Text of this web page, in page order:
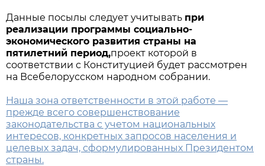
Данные посылы следует учитывать при
реализации программы социально-
экономического развития страны на
пятилетний период,проект которой в
соответствии с Конституцией будет рассмотрен
на Всебелорусском народном собрании.
Наша зона ответственности в этой работе —
прежде всего совершенствование
законодательства с учетом национальных
интересов, конкретных запросов населения и
целевых задач, сформулированных Президентом
страны.